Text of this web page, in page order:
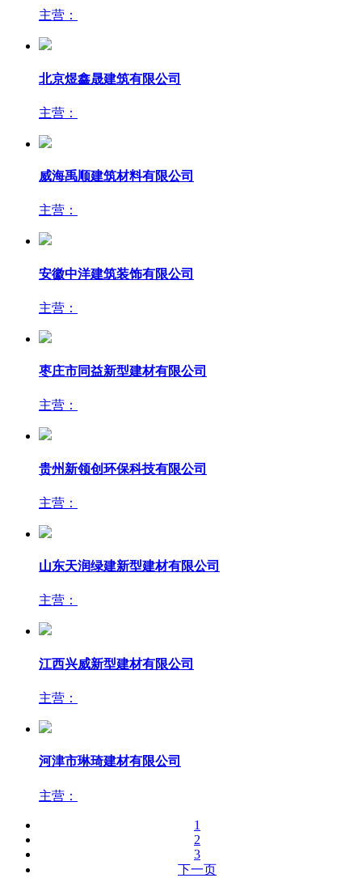
主营：
主营：
主营：
主营：
主营：
主营：
主营：
主营：
1
2
3